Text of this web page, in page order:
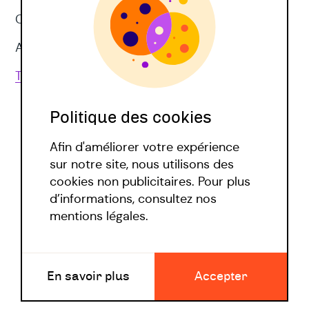
CNV
Approches corporelles
Toutes les techniques
Politique covid
Politique des cookies
Afin d'améliorer votre expérience
sur notre site, nous utilisons des
cookies non publicitaires. Pour plus
d’informations, consultez nos
mentions légales.
En savoir plus Accepter